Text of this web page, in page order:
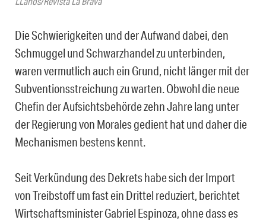
Die Schwierigkeiten und der Aufwand dabei, den
Schmuggel und Schwarzhandel zu unterbinden,
waren vermutlich auch ein Grund, nicht länger mit der
Subventionsstreichung zu warten. Obwohl die neue
Chefin der Aufsichtsbehörde zehn Jahre lang unter
der Regierung von Morales gedient hat und daher die
Mechanismen bestens kennt.
Seit Verkündung des Dekrets habe sich der Import
von Treibstoff um fast ein Drittel reduziert, berichtet
Wirtschaftsminister Gabriel Espinoza, ohne dass es